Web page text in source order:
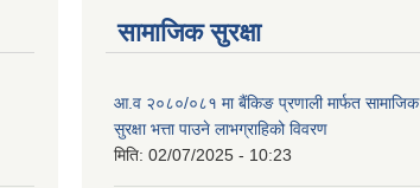
सामाजिक सुरक्षा
आ.व २०८०/०८१ मा बैंकिङ प्रणाली मार्फत सामाजिक
सुरक्षा भत्ता पाउने लाभग्राहिको विवरण
मिति: 02/07/2025 - 10:23